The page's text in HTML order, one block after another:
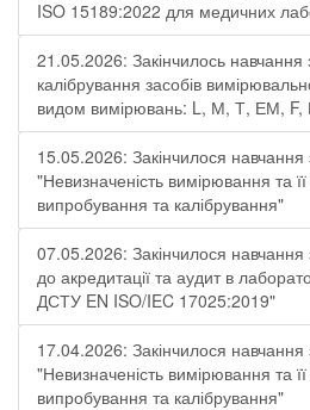
ISO 15189:2022 для медичних
21.05.2026: Закінчилось навчання
калібрування засобів
видом вимірювань: L, М, Т, ЕМ, F,
15.05.2026: Закінчилося навчання
"Невизначеність вимірювання та
випробування та калібрування"
07.05.2026: Закінчилося навчання
до акредитації та аудит в
ДСТУ EN ISO/IEC 17025:2019"
17.04.2026: Закінчилося навчання
"Невизначеність вимірювання та
випробування та калібрування"